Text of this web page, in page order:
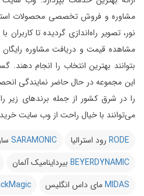
مشاوره و فروش تخصصی محصولات
نور، تصویر راه‌اندازی گردیده تا
مشاهده قیمت و دریافت مشاوره رایگان
بتوانند بهترین انتخاب را انجام دهند.
را در شرق کشور از جمله برندهای زیر
می‌توانند با خیال راحت از وب سایت
RODE رود استرالیا SARAMONIC
BEYERDYNAMIC بیرداینامیک آلمان
MIDASمای داس انگلیس